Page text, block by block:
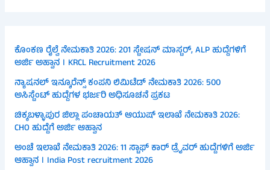
ಕೊಂಕಣ ರೈಲ್ವೆ ನೇಮಕಾತಿ 2026: 201 ಸ್ಟೇಷನ್ ಮಾಸ್ಟರ್, ALP ಹುದ್ದೆಗಳಿಗೆ
ಅರ್ಜಿ ಅಹ್ವಾನ । KRCL Recruitment 2026
ನ್ಯಾಷನಲ್ ಇನ್ಶೂರೆನ್ಸ್ ಕಂಪನಿ ಲಿಮಿಟೆಡ್ ನೇಮಕಾತಿ 2026: 500
ಅಸಿಸ್ಟೆಂಟ್ ಹುದ್ದೆಗಳ ಭರ್ಜರಿ ಅಧಿಸೂಚನೆ ಪ್ರಕಟ
ಚಿಕ್ಕಬಳ್ಳಾಪುರ ಜಿಲ್ಲಾ ಪಂಚಾಯತ್ ಆಯುಷ್ ಇಲಾಖೆ ನೇಮಕಾತಿ 2026:
CHO ಹುದ್ದೆಗೆ ಅರ್ಜಿ ಆಹ್ವಾನ
ಅಂಚೆ ಇಲಾಖೆ ನೇಮಕಾತಿ 2026: 11 ಸ್ಟಾಫ್ ಕಾರ್ ಡ್ರೈವರ್ ಹುದ್ದೆಗಳಿಗೆ ಅರ್ಜಿ
ಆಹ್ವಾನ । India Post recruitment 2026